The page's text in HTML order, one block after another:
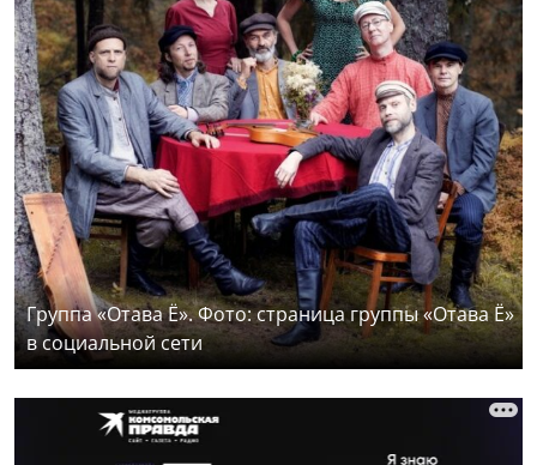
Группа «Отава Ё». Фото: страница группы «Отава Ё»
в социальной сети